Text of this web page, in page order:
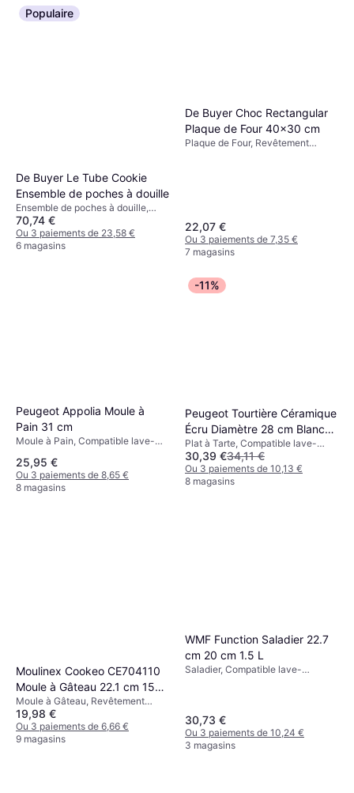
Populaire
De Buyer Le Tube Cookie
Ensemble de poches à douille
Ensemble de poches à douille,
Compatible lave-vaisselle,
Plastique, Acier inoxydable
Couleur: Gris
70,74 €
Ou 3 paiements de 23,58 €
6 magasins
De Buyer Choc Rectangular
Plaque de Four 40x30 cm
Plaque de Four, Revêtement
22,07 €
Ou 3 paiements de 7,35 €
7 magasins
Peugeot Appolia Moule à
Pain 31 cm
Moule à Pain, Compatible lave-
Rectangulaire Couleur: Blanc
25,95 €
Ou 3 paiements de 8,65 €
8 magasins
-11%
Peugeot Tourtière Céramique
Écru Diamètre 28 cm Blanc
Plat à Tarte 28 cm
Plat à Tarte, Compatible lave-
vaisselle, Rond Couleur: Blanc
30,39 €34,11 €
Ou 3 paiements de 10,13 €
8 magasins
Moulinex Cookeo CE704110
Moule à Gâteau 22.1 cm 15
cm
Moule à Gâteau, Revêtement
antiadhésif, Compatible lave-
vaisselle, Silicone, Rond Couleur:
Noir Poids: 313 g
19,98 €
Ou 3 paiements de 6,66 €
9 magasins
WMF Function Saladier 22.7
cm 20 cm 1.5 L
Saladier, Compatible lave-
30,73 €
Ou 3 paiements de 10,24 €
3 magasins